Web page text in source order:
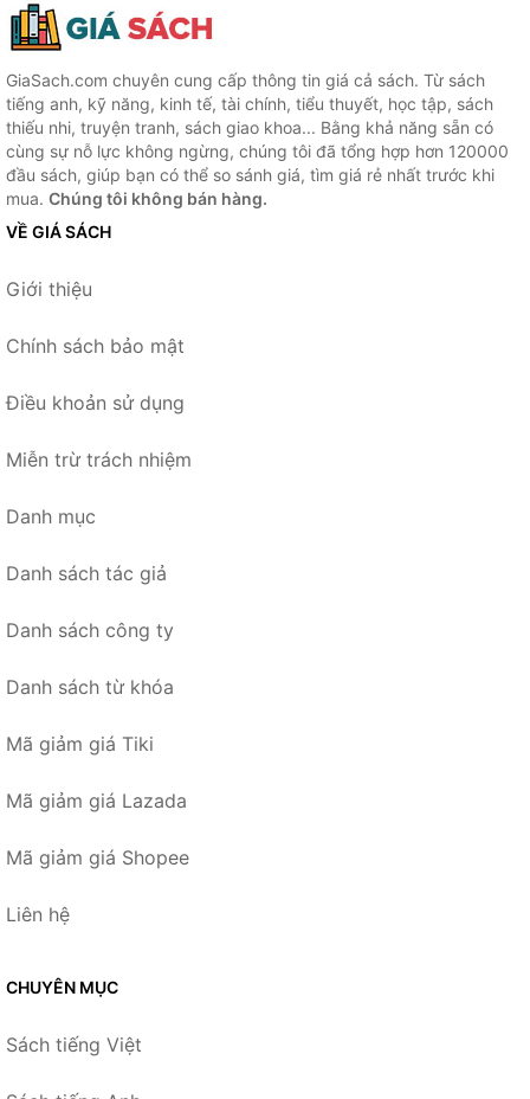
GiaSach.com chuyên cung cấp thông tin giá cả sách. Từ sách
tiếng anh, kỹ năng, kinh tế, tài chính, tiểu thuyết, học tập, sách
thiếu nhi, truyện tranh, sách giao khoa... Bằng khả năng sẵn có
cùng sự nỗ lực không ngừng, chúng tôi đã tổng hợp hơn 120000
đầu sách, giúp bạn có thể so sánh giá, tìm giá rẻ nhất trước khi
mua. Chúng tôi không bán hàng.
VỀ GIÁ SÁCH
Giới thiệu
Chính sách bảo mật
Điều khoản sử dụng
Miễn trừ trách nhiệm
Danh mục
Danh sách tác giả
Danh sách công ty
Danh sách từ khóa
Mã giảm giá Tiki
Mã giảm giá Lazada
Mã giảm giá Shopee
Liên hệ
CHUYÊN MỤC
Sách tiếng Việt